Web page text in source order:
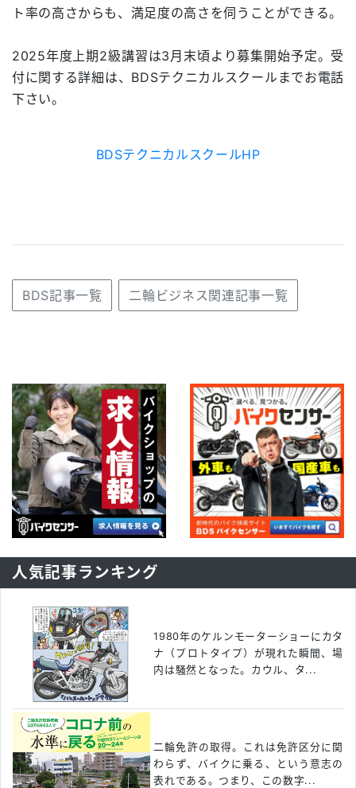
ト率の高さからも、満足度の高さを伺うことができる。
2025年度上期2級講習は3月末頃より募集開始予定。受
付に関する詳細は、BDSテクニカルスクールまでお電話
下さい。
BDSテクニカルスクールHP
BDS記事一覧 二輪ビジネス関連記事一覧
人気記事ランキング
1980年のケルンモーターショーにカタ
ナ（プロトタイプ）が現れた瞬間、場
内は騒然となった。カウル、タ...
二輪免許の取得。これは免許区分に関
わらず、バイクに乗る、という意志の
表れである。つまり、この数字...